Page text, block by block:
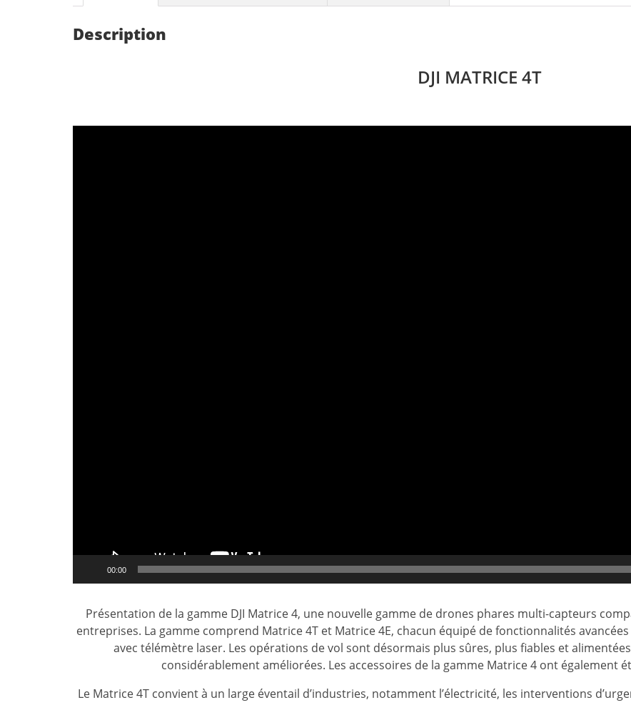
Description
DJI MATRICE 4T
00:00
Présentation de la gamme DJI Matrice 4, une nouvelle gamme de drones phares multi-capteurs
entreprises. La gamme comprend Matrice 4T et Matrice 4E, chacun équipé de fonctionnalités
avec télémètre laser. Les opérations de vol sont désormais plus sûres, plus fiables et
considérablement améliorées. Les accessoires de la gamme Matrice 4 ont également
Le Matrice 4T convient à un large éventail d’industries, notamment l’électricité, les interventions